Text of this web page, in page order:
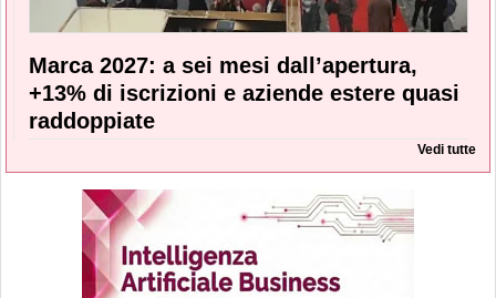
Marca 2027: a sei mesi dall’apertura,
+13% di iscrizioni e aziende estere quasi
raddoppiate
Vedi tutte